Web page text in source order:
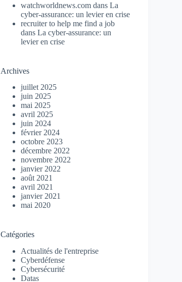
watchworldnews.com dansLa
cyber-assurance: un levier en crise
recruiter to help me find a job
dansLa cyber-assurance: un
levier en crise
Archives
juillet 2025
juin 2025
mai 2025
avril 2025
juin 2024
février 2024
octobre 2023
décembre 2022
novembre 2022
janvier 2022
août 2021
avril 2021
janvier 2021
mai 2020
Catégories
Actualités de l'entreprise
Cyberdéfense
Cybersécurité
Datas